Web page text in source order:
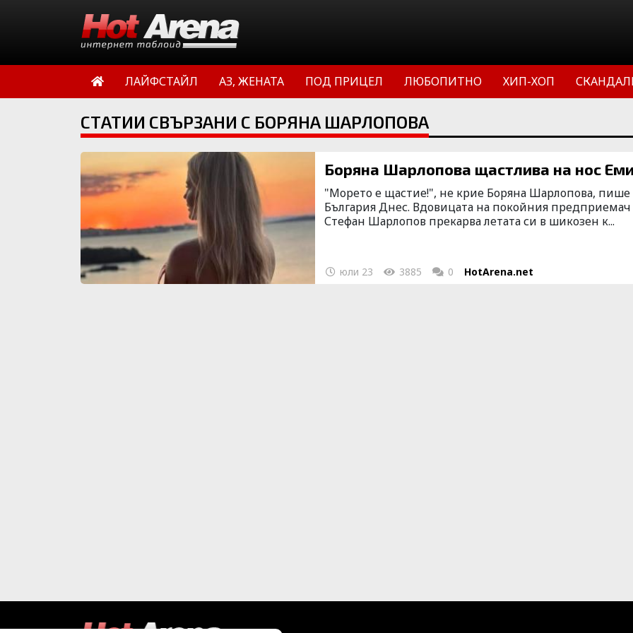
ЛАЙФСТАЙЛ АЗ, ЖЕНАТА ПОД ПРИЦЕЛ ЛЮБОПИТНО ХИП-ХОП
СТАТИИ СВЪРЗАНИ С БОРЯНА ШАРЛОПОВА
Боряна Шарлопова щастлива на нос
"Морето е щастие!", не крие Боряна Шарлопова, пише
България Днес. Вдовицата на покойния предприемач
Стефан Шарлопов прекарва летата си в шикозен к...
юли 23 3885 0 HotArena.net